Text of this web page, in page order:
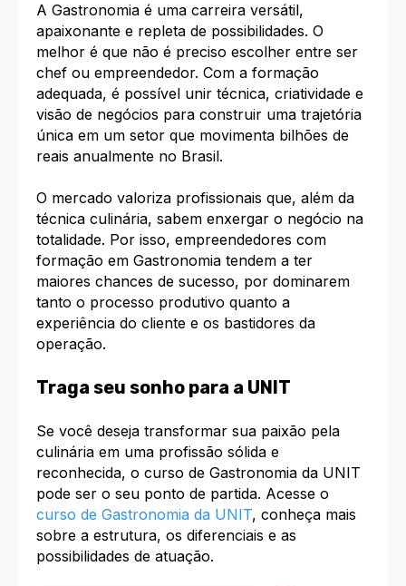
A Gastronomia é uma carreira versátil,
apaixonante e repleta de possibilidades. O
melhor é que não é preciso escolher entre ser
chef ou empreendedor. Com a formação
adequada, é possível unir técnica, criatividade e
visão de negócios para construir uma trajetória
única em um setor que movimenta bilhões de
reais anualmente no Brasil.​
O mercado valoriza profissionais que, além da
técnica culinária, sabem enxergar o negócio na
totalidade. Por isso, empreendedores com
formação em Gastronomia tendem a ter
maiores chances de sucesso, por dominarem
tanto o processo produtivo quanto a
experiência do cliente e os bastidores da
operação.
Traga seu sonho para a UNIT
Se você deseja transformar sua paixão pela
culinária em uma profissão sólida e
reconhecida, o curso de Gastronomia da UNIT
pode ser o seu ponto de partida. Acesse o
curso de Gastronomia da UNIT, conheça mais
sobre a estrutura, os diferenciais e as
possibilidades de atuação.